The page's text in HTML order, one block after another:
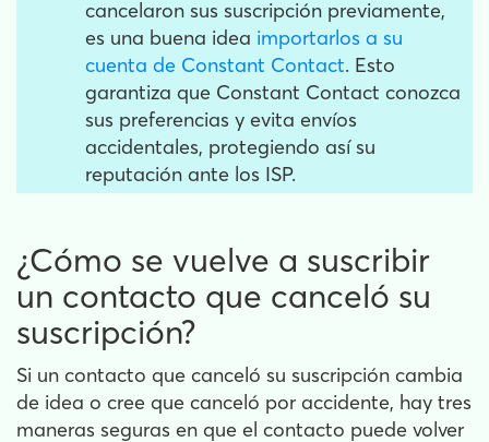
cancelaron sus suscripción previamente,
es una buena idea importarlos a su
cuenta de Constant Contact. Esto
garantiza que Constant Contact conozca
sus preferencias y evita envíos
accidentales, protegiendo así su
reputación ante los ISP.
¿Cómo se vuelve a suscribir
un contacto que canceló su
suscripción?
Si un contacto que canceló su suscripción cambia
de idea o cree que canceló por accidente, hay tres
maneras seguras en que el contacto puede volver